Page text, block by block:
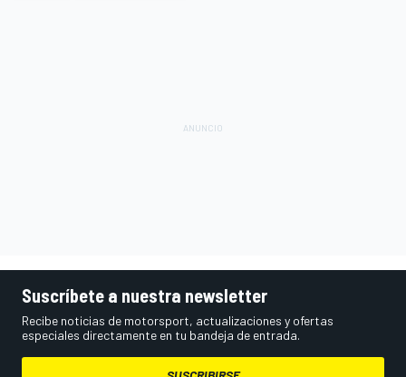
Suscríbete a nuestra newsletter
Recibe noticias de motorsport, actualizaciones y ofertas
especiales directamente en tu bandeja de entrada.